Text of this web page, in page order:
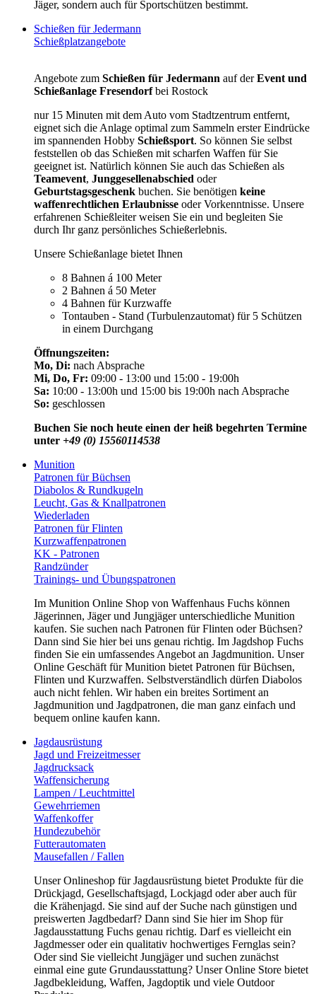
Jäger, sondern auch für Sportschützen bestimmt.
Schießen für Jedermann
Schießplatzangebote
Angebote zum Schießen für Jedermann auf derEvent und
Schießanlage Fresendorfbei Rostock
nur 15 Minuten mit dem Auto vom Stadtzentrum entfernt,
eignet sich die Anlage optimal zum Sammeln erster Eindrücke
im spannenden Hobby Schießsport. So können Sie selbst
feststellen ob das Schießen mit scharfen Waffen für Sie
geeignet ist. Natürlich können Sie auch das Schießen als
Teamevent, Junggesellenabschied oder
Geburtstagsgeschenk buchen. Sie benötigen keine
waffenrechtlichen Erlaubnisse oder Vorkenntnisse. Unsere
erfahrenen Schießleiter weisen Sie ein und begleiten Sie
durch Ihr ganz persönliches Schießerlebnis.
Unsere Schießanlage bietet Ihnen
8 Bahnen á 100 Meter
2 Bahnen á 50 Meter
4 Bahnen für Kurzwaffe
Tontauben - Stand (Turbulenzautomat) für 5 Schützen
in einem Durchgang
Öffnungszeiten:
Mo, Di: nach Absprache
Mi, Do, Fr: 09:00 - 13:00 und 15:00 - 19:00h
Sa: 10:00 - 13:00h und 15:00 bis 19:00h nach Absprache
So: geschlossen
Buchen Sie noch heute einen der heiß begehrten Termine
unter +49 (0) 15560114538
Munition
Patronen für Büchsen
Diabolos & Rundkugeln
Leucht, Gas & Knallpatronen
Wiederladen
Patronen für Flinten
Kurzwaffenpatronen
KK - Patronen
Randzünder
Trainings- und Übungspatronen
Im Munition Online Shop von Waffenhaus Fuchs können
Jägerinnen, Jäger und Jungjäger unterschiedliche Munition
kaufen. Sie suchen nach Patronen für Flinten oder Büchsen?
Dann sind Sie hier bei uns genau richtig. Im Jagdshop Fuchs
finden Sie ein umfassendes Angebot an Jagdmunition. Unser
Online Geschäft für Munition bietet Patronen für Büchsen,
Flinten und Kurzwaffen. Selbstverständlich dürfen Diabolos
auch nicht fehlen. Wir haben ein breites Sortiment an
Jagdmunition und Jagdpatronen, die man ganz einfach und
bequem online kaufen kann.
Jagdausrüstung
Jagd und Freizeitmesser
Jagdrucksack
Waffensicherung
Lampen / Leuchtmittel
Gewehrriemen
Waffenkoffer
Hundezubehör
Futterautomaten
Mausefallen / Fallen
Unser Onlineshop für Jagdausrüstung bietet Produkte für die
Drückjagd, Gesellschaftsjagd, Lockjagd oder aber auch für
die Krähenjagd. Sie sind auf der Suche nach günstigen und
preiswerten Jagdbedarf? Dann sind Sie hier im Shop für
Jagdausstattung Fuchs genau richtig. Darf es vielleicht ein
Jagdmesser oder ein qualitativ hochwertiges Fernglas sein?
Oder sind Sie vielleicht Jungjäger und suchen zunächst
einmal eine gute Grundausstattung? Unser Online Store bietet
Jagdbekleidung, Waffen, Jagdoptik und viele Outdoor